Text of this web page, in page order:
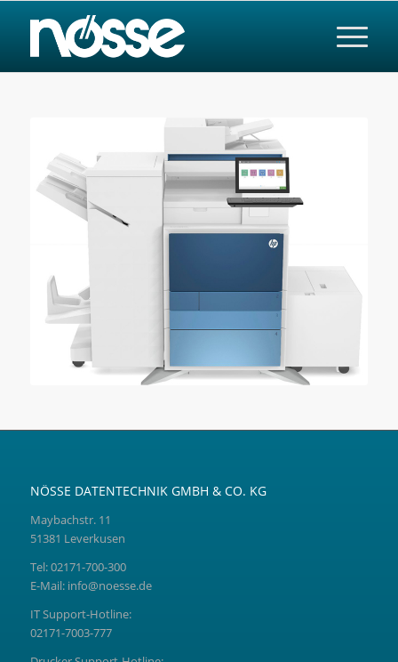
NÖSSE DATENTECHNIK GMBH & CO. KG
Maybachstr. 11
51381 Leverkusen
Tel:02171-700-300
E-Mail: info@noesse.de
IT Support-Hotline:
02171-7003-777